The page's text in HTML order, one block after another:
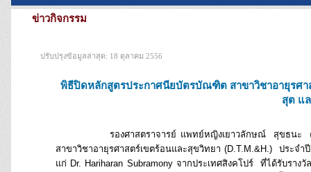
ข่าวกิจกรรม
ปรับปรุงข้อมูลล่าสุด: 18 ตุลาคม 2556
พิธีปิดหลักสูตรประกาศนียบัตรบัณฑิต สาขาวิชาอายุรศา
สุต แ
รองศาสตราจารย์ แพทย์หญิงเยาวลักษณ์ สุขธนะ คณบดี
สาขาวิชาอายุรศาสตร์เขตร้อนและสุขวิทยา (D.T.M.&H.) ประ
แก่ Dr. Hariharan Subramony จากประเทศสิงคโปร์ ที่ได้รับร